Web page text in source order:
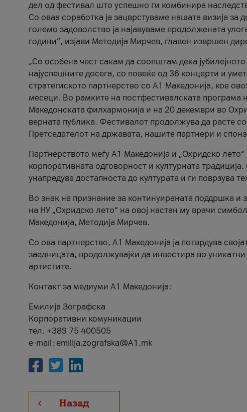
дел од фестивал што успешно ги комбинира
Со оваа соработка ја зацврстуваме нашата визија
големо задоволство ја најавуваме продолжената
години“, изјави Методија Мирчев, главен извршен
„Со особена чест сакам да соопштам дека
најуспешните досега, со повеќе од 36 концерти и
стратегиското партнерство со А1 Македонија, кое
месеци. Во рамките на постфестивалската програма
Македонската филхармонија и на 20 декември во
верната публика. Фестивалот продолжува да расте
Претседателот на државата, нашите партнери и
Партнерството меѓу A1 Македонија и „Охридско
корпоративната одговорност и културната
унапредува достапноста до културата и ги поврзува
Во знак на признание за континуираната поддршка и
на НУ „Охридско лето“ на овој настан му врачи
Македонија, Методија Мирчев.
Со ова партнерство, A1 Македонија ја потврдува
заедницата, продолжувајќи да инвестира во
артистите.
Контакт за медиуми А1 Македонија:
Емилија Зографска
Корпоративни комуникации
тел. +389 75 400505
e-mail: emilija.zografska@A1.mk
Назад